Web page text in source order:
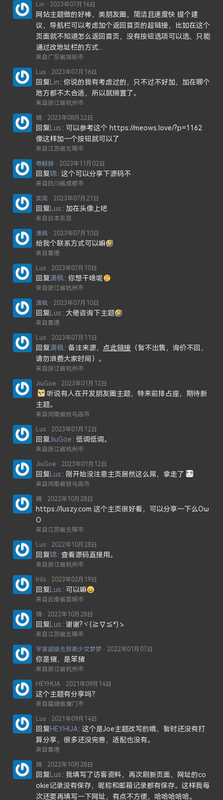
Lin
2023年07月16日
网站主题做的好棒，类朋友圈，简洁且速度快 提个建
议，导航栏可以考虑加个返回首页的超链接，比如在这个
页面就不知道怎么返回首页，没有按钮选项可以选，只能
通过改地址栏的方式...
来自广东省深圳市
Lus
2023年07月16日
回复Lin 你说的我有考虑过的，只不过不好加，加在哪个
地方都不太合适，所以就搁置了。
来自浙江省杭州市
锦
2023年08月22日
回复Lus
可以参考这个 https://meows.love/?p=1162
像这样加一个按钮就可以了
来自江苏省无锡市
尋鯨錄
2023年11月02日
回复锦 这个可以分享下源码不
来自四川省成都市
奕奕
2023年07月21日
回复Lus 加在头像上吧
来自日本东京
潇枫
2023年07月10日
给我个联系方式可以嘛
来自香港
Lus
2023年07月10日
回复潇枫 你想干啥呢
来自浙江省杭州市
潇枫
2023年07月10日
回复Lus 大佬咨询下主题
来自香港
Lus
2023年07月11日
回复潇枫 备注来源， 点此链接 （暂不出售，询价不回，
请勿浪费大家时间）。
来自浙江省杭州市
JiuGoe
2023年01月12日
听说有人在开发朋友圈主题，特来前排占座，期待新
主题。
来自河南省驻马店市
Lus
2023年01月12日
回复JiuGoe 低调低调。
来自浙江省杭州市
JiuGoe
2023年01月12日
回复Lus 刚开始没注意主页居然这么屌，拿走了
来自河南省驻马店市
锦
2022年10月28日
https://luszy.com 这个主页很好看，可以分享一下么Oω
O
来自江苏省无锡市
Lus
2022年10月28日
回复锦 查看源码直接用。
来自浙江省杭州市
Irils
2023年02月19日
回复Lus 可以嘛
来自云南省昆明市
锦
2022年10月28日
回复Lus 谢谢?ヾ(≧∇≦*)ゝ
来自江苏省无锡市
宇宙超级无敌美少女梦梦
2022年01月07日
你是猪，是笨猪
来自浙江省杭州市
HEYHUA
2021年09月14日
这个主题有分享吗？
来自福建省厦门市
Lus
2021年09月14日
回复HEYHUA 这个是Joe主题改写的哦，暂时还没有打
算分享，很多还没完善，适配也没有。
来自香港
锦
2022年10月28日
回复Lus 我填写了访客资料，再次刷新页面，网址的co
okie记录没有保存，昵称和邮箱记录都有保存。这样我每
次还要再填写一下网址，有点不方便，哈哈哈哈哈。